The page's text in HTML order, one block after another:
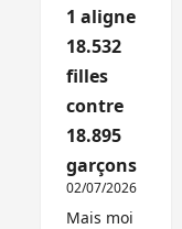
1 aligne
18.532
filles
contre
18.895
garçons
02/07/2026
Mais moi